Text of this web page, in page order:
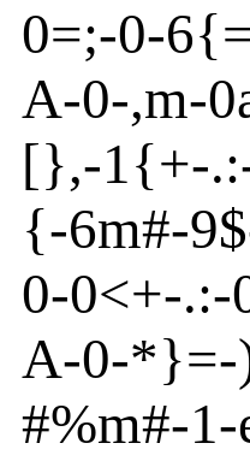
0=;-0-6{
A-0-,m-0
[},-1{+-.:
{-6m#-9$
0-0<+-.:-
A-0-*}
#%m#-1-